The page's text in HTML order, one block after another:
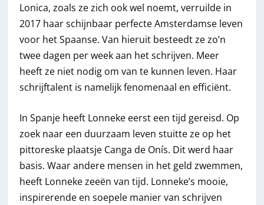
Lonica, zoals ze zich ook wel noemt, verruilde in
2017 haar schijnbaar perfecte Amsterdamse leven
voor het Spaanse. Van hieruit besteedt ze zo’n
twee dagen per week aan het schrijven. Meer
heeft ze niet nodig om van te kunnen leven. Haar
schrijftalent is namelijk fenomenaal en efficiënt.
In Spanje heeft Lonneke eerst een tijd gereisd. Op
zoek naar een duurzaam leven stuitte ze op het
pittoreske plaatsje Canga de Onís. Dit werd haar
basis. Waar andere mensen in het geld zwemmen,
heeft Lonneke zeeën van tijd. Lonneke’s mooie,
inspirerende en soepele manier van schrijven